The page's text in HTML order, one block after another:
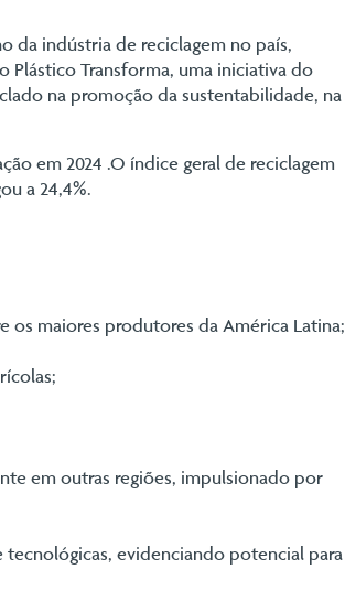
da indústria de reciclagem no país,
Transforma, uma iniciativa do
na promoção da sustentabilidade, na
em 2024 .O índice geral de reciclagem
a 24,4%.
os maiores produtores da América Latina;
em outras regiões, impulsionado por
evidenciando potencial para